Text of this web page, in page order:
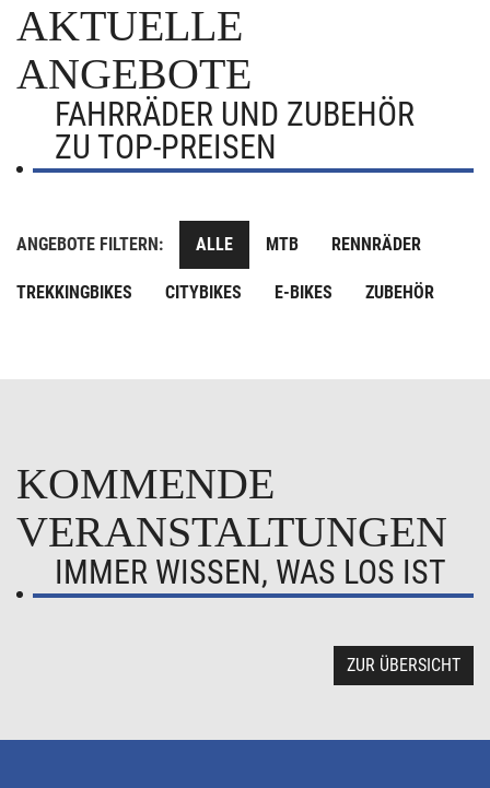
AKTUELLE
ANGEBOTE
FAHRRÄDER UND ZUBEHÖR
ZU TOP-PREISEN
ANGEBOTE FILTERN: ALLE MTB RENNRÄDER
TREKKINGBIKES CITYBIKES E-BIKES ZUBEHÖR
KOMMENDE
VERANSTALTUNGEN
IMMER WISSEN, WAS LOS IST
ZUR ÜBERSICHT